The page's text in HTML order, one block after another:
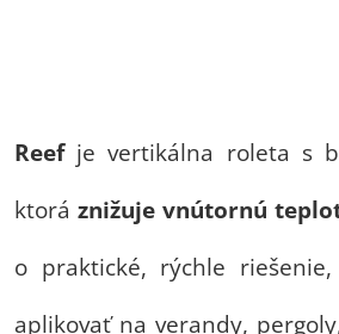
Reefje vertikálna roleta s
ktorá znižuje vnútornú
o praktické, rýchle
aplikovať na verandy,